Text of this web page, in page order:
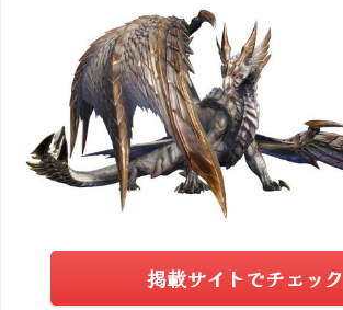
掲載サイトでチェック